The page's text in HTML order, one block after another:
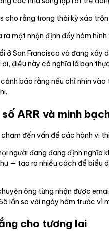
cho rằng trong thời kỳ xáo
ra một nhận định đầy hóm
ở San Francisco và đang
ơi, điều này có nghĩa là bạn
cảnh báo rằng nếu chỉ nhìn
ARR và minh
đến vấn đề các hành vi
người đang đang định nghĩa
— tạo ra nhiều cách để biểu
ông từng nhận được
lần so với ngày hôm trước vì
cho tương lai